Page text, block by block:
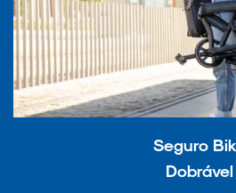
Seguro
Dobrável